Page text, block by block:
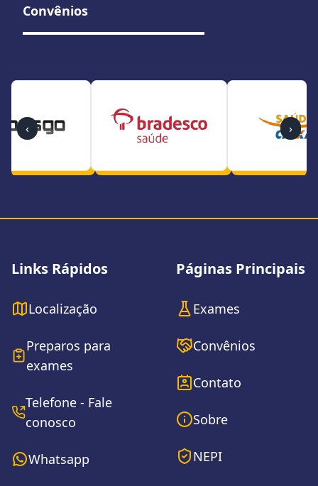
Convênios
‹ ›
Links Rápidos
Localização
Preparos para
exames
Telefone - Fale
conosco
Whatsapp
Páginas Principais
Exames
Convênios
Contato
Sobre
NEPI